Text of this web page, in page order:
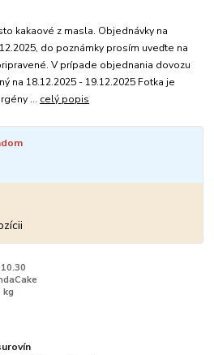
kakaové z masla. Objednávky na
do poznámky prosím uveďte na
V prípade objednania dovozu
na 18.12.2025 - 19.12.2025 Fotka je
... celý popis
kg